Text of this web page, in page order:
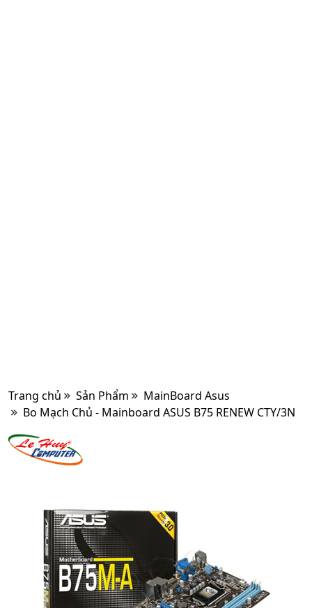
Trang chủ Sản Phẩm
MainBoard Asus
Bo Mạch Chủ - Mainboard ASUS B75 RENEW CTY/3N